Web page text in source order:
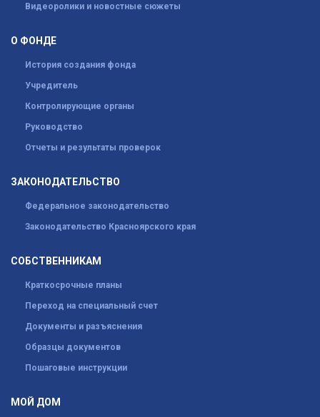
Видеоролики и новостные сюжеты
О ФОНДЕ
История создания фонда
Учредитель
Контролирующие органы
Руководство
Отчеты и результаты проверок
ЗАКОНОДАТЕЛЬСТВО
Федеральное законодательство
Законодательство Красноярского края
СОБСТВЕННИКАМ
Краткосрочные планы
Переход на специальный счет
Документы и разъяснения
Образцы документов
Пошаговые инструкции
МОЙ ДОМ